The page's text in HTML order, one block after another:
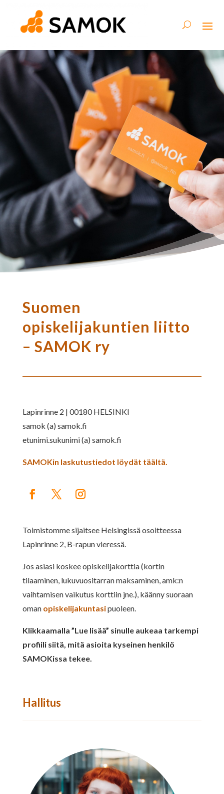
Suomen
opiskelijakuntien liitto
– SAMOK ry
Lapinrinne 2 | 00180 HELSINKI
samok (a) samok.fi
etunimi.sukunimi (a) samok.fi
SAMOKin laskutustiedot löydät täältä.
Toimistomme sijaitsee Helsingissä osoitteessa
Lapinrinne 2, B-rapun vieressä.
Jos asiasi koskee opiskelijakorttia (kortin
tilaaminen, lukuvuositarran maksaminen, amk:n
vaihtamisen vaikutus korttiin jne.), käänny suoraan
oman opiskelijakuntasipuoleen.
Klikkaamalla ”Lue lisää” sinulle aukeaa tarkempi
profiili siitä, mitä asioita kyseinen henkilö
SAMOKissa tekee.
Hallitus